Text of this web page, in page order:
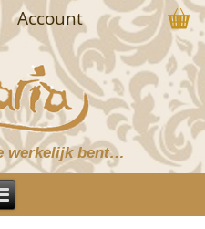
werkelijk bent…
Account